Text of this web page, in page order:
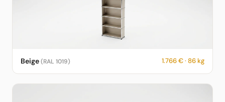
USM Haller Sideboard in Beige – RAL 1019 – 1.766 € – 86 kg –
fotorealistische KI-Vorschau
Beige(RAL 1019) 1.766 € · 86 kg